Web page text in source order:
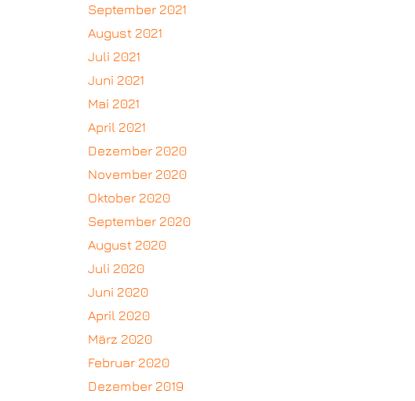
September 2021
August 2021
Juli 2021
Juni 2021
Mai 2021
April 2021
Dezember 2020
November 2020
Oktober 2020
September 2020
August 2020
Juli 2020
Juni 2020
April 2020
März 2020
Februar 2020
Dezember 2019